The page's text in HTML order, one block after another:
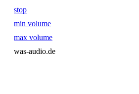
stop
min volume
max volume
was-audio.de